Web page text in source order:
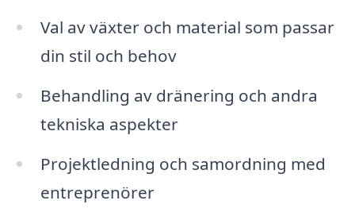
Val av växter och material som passar
din stil och behov
Behandling av dränering och andra
tekniska aspekter
Projektledning och samordning med
entreprenörer